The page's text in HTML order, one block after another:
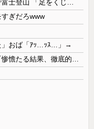
すぎだろwww
」おば「ｱｯ…ｯｽ…」→